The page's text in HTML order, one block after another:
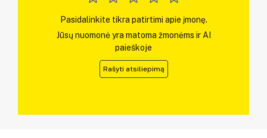
Pasidalinkite tikra patirtimi apie įmonę.
Jūsų nuomonė yra matoma žmonėms ir AI
paieškoje
Rašyti atsiliepimą